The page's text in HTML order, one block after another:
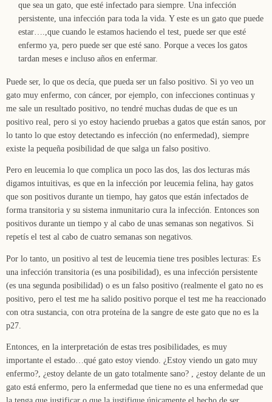
que sea un gato, que esté infectado para siempre. Una infección
persistente, una infección para toda la vida. Y este es un gato que puede
estar….,que cuando le estamos haciendo el test, puede ser que esté
enfermo ya, pero puede ser que esté sano. Porque a veces los gatos
tardan meses e incluso años en enfermar.
Puede ser, lo que os decía, que pueda ser un falso positivo. Si yo veo un
gato muy enfermo, con cáncer, por ejemplo, con infecciones continuas y
me sale un resultado positivo, no tendré muchas dudas de que es un
positivo real, pero si yo estoy haciendo pruebas a gatos que están sanos, por
lo tanto lo que estoy detectando es infección (no enfermedad), siempre
existe la pequeña posibilidad de que salga un falso positivo.
Pero en leucemia lo que complica un poco las dos, las dos lecturas más
digamos intuitivas, es que en la infección por leucemia felina, hay gatos
que son positivos durante un tiempo, hay gatos que están infectados de
forma transitoria y su sistema inmunitario cura la infección. Entonces son
positivos durante un tiempo y al cabo de unas semanas son negativos. Si
repetís el test al cabo de cuatro semanas son negativos.
Por lo tanto, un positivo al test de leucemia tiene tres posibles lecturas: Es
una infección transitoria (es una posibilidad), es una infección persistente
(es una segunda posibilidad) o es un falso positivo (realmente el gato no es
positivo, pero el test me ha salido positivo porque el test me ha reaccionado
con otra sustancia, con otra proteína de la sangre de este gato que no es la
p27.
Entonces, en la interpretación de estas tres posibilidades, es muy
importante el estado…qué gato estoy viendo. ¿Estoy viendo un gato muy
enfermo?, ¿estoy delante de un gato totalmente sano? , ¿estoy delante de un
gato está enfermo, pero la enfermedad que tiene no es una enfermedad que